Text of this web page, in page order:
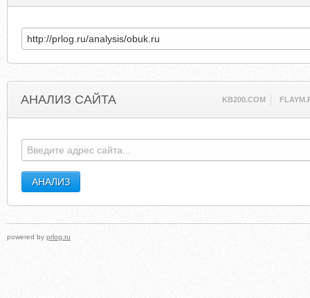
АНАЛИЗ САЙТА KB200.COM
powered by prlog.ru